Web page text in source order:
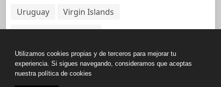
Uruguay
Virgin Islands
Virgin Islands, British
Utilizamos cookies propias y de terceros para mejorar tu
experiencia. Si sigues navegando, consideramos que aceptas
nuestra política de cookies